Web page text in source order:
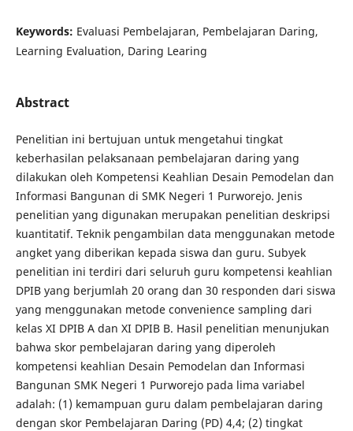
Keywords: Evaluasi Pembelajaran, Pembelajaran Daring,
Learning Evaluation, Daring Learing
Abstract
Penelitian ini bertujuan untuk mengetahui tingkat
keberhasilan pelaksanaan pembelajaran daring yang
dilakukan oleh Kompetensi Keahlian Desain Pemodelan dan
Informasi Bangunan di SMK Negeri 1 Purworejo. Jenis
penelitian yang digunakan merupakan penelitian deskripsi
kuantitatif. Teknik pengambilan data menggunakan metode
angket yang diberikan kepada siswa dan guru. Subyek
penelitian ini terdiri dari seluruh guru kompetensi keahlian
DPIB yang berjumlah 20 orang dan 30 responden dari siswa
yang menggunakan metode convenience sampling dari
kelas XI DPIB A dan XI DPIB B. Hasil penelitian menunjukan
bahwa skor pembelajaran daring yang diperoleh
kompetensi keahlian Desain Pemodelan dan Informasi
Bangunan SMK Negeri 1 Purworejo pada lima variabel
adalah: (1) kemampuan guru dalam pembelajaran daring
dengan skor Pembelajaran Daring (PD) 4,4; (2) tingkat